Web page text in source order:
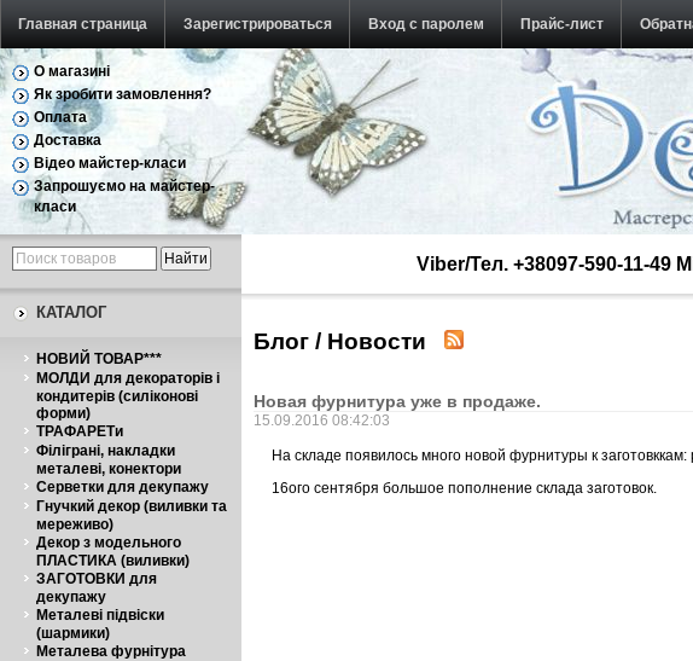
Главная страница Зарегистрироваться Вход с паролем Прайс-лист
О магазині
Як зробити замовлення?
Оплата
Доставка
Відео майстер-класи
Запрошуємо на майстер-
класи
КАТАЛОГ
НОВИЙ ТОВАР***
МОЛДИ для декораторів і
кондитерів (силіконові
форми)
ТРАФАРЕТи
Філіграні, накладки
металеві, конектори
Серветки для декупажу
Гнучкий декор (виливки та
мереживо)
Декор з модельного
ПЛАСТИКА (виливки)
ЗАГОТОВКИ для
декупажу
Металеві підвіски
(шармики)
Металева фурнітура
Viber/Тел. +38097-590-11-49
Блог / Новости
Новая фурнитура уже в продаже.
15.09.2016 08:42:03
На складе появилось много новой фурнитуры к
16ого сентября большое пополнение склада заготовок.